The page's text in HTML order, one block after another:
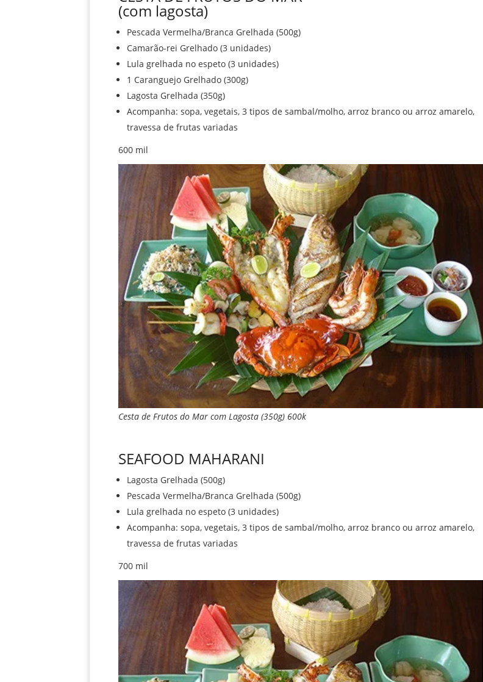
(com lagosta)
Pescada Vermelha/Branca Grelhada (500g)
Camarão-rei Grelhado (3 unidades)
Lula grelhada no espeto (3 unidades)
1 Caranguejo Grelhado (300g)
Lagosta Grelhada (350g)
Acompanha: sopa, vegetais, 3 tipos de sambal/molho, arroz branco ou arroz amarelo,
travessa de frutas variadas
600 mil
Cesta de Frutos do Mar com Lagosta (350g) 600k
SEAFOOD MAHARANI
Lagosta Grelhada (500g)
Pescada Vermelha/Branca Grelhada (500g)
Lula grelhada no espeto (3 unidades)
Acompanha: sopa, vegetais, 3 tipos de sambal/molho, arroz branco ou arroz amarelo,
travessa de frutas variadas
700 mil